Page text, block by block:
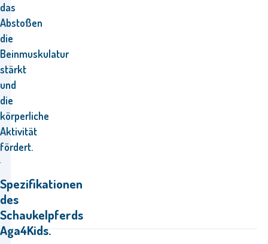
das
Abstoßen
die
Beinmuskulatur
stärkt
und
die
körperliche
Aktivität
fördert.
Spezifikationen
des
Schaukelpferds
Aga4Kids.